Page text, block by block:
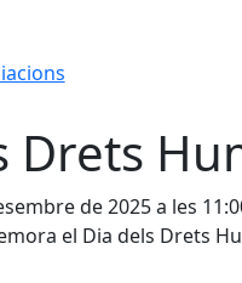
Drets
de 2025 a les
el Dia dels Drets